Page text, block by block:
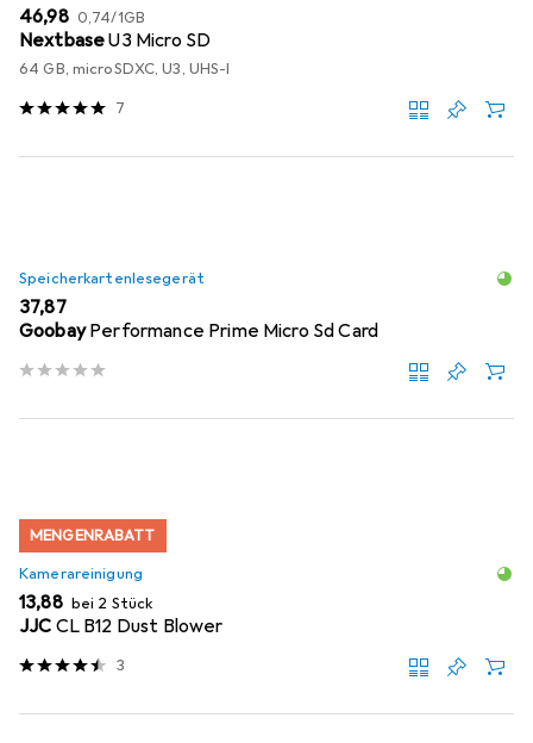
EUR
46,98 EUR
0,74/1GB
NextbaseU3 Micro SD
64 GB, microSDXC, U3, UHS-I
7
Speicherkartenlesegerät
EUR
37,87
Goobay Performance Prime Micro Sd Card
MENGENRABATT
Kamerareinigung
EUR
13,88 bei 2 Stück
JJC CL B12 Dust Blower
3